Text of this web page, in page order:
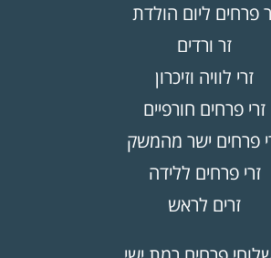
פרחים ליום הולדת
זר ורדים
זרי לוויה וזיכרון
זרי פרחים חורפיים
פרחים ישר מהמשק
זרי פרחים ללידה
זרים לראש